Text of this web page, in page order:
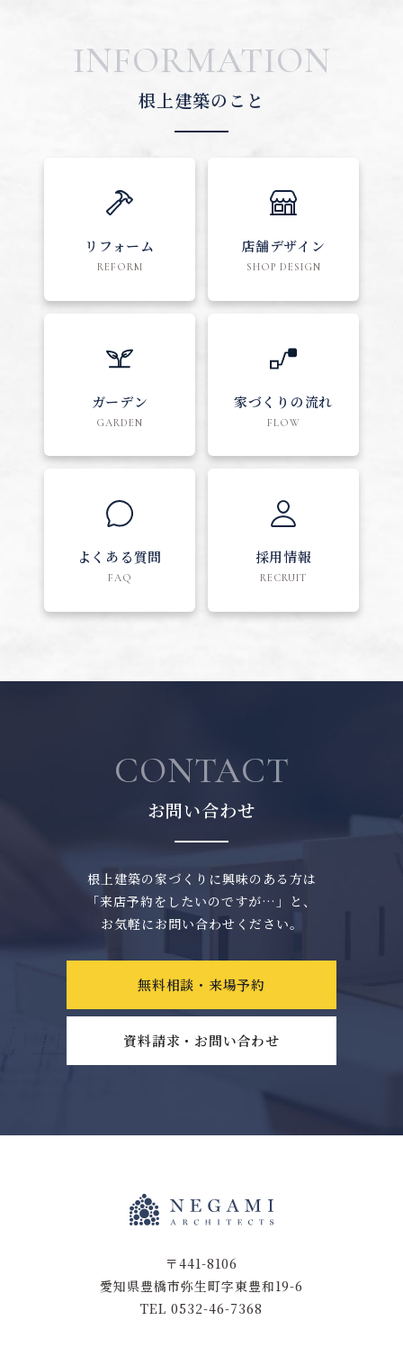
INFORMATION
根上建築のこと
リフォーム
REFORM
店舗デザイン
SHOP DESIGN
ガーデン
GARDEN
家づくりの流れ
FLOW
よくある質問
FAQ
採用情報
RECRUIT
CONTACT
お問い合わせ
根上建築の家づくりに興味のある方は
「来店予約をしたいのですが…」と、
お気軽にお問い合わせください。
無料相談・来場予約
資料請求・お問い合わせ
〒441-8106
愛知県豊橋市弥生町字東豊和19-6
TEL 0532-46-7368